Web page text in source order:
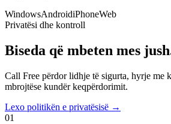
WindowsAndroidiPhoneWeb
Privatësi dhe kontroll
Biseda që mbeten mes
Call Free përdor lidhje të sigurta, hyrje me
mbrojtëse kundër keqpërdorimit.
Lexo politikën e privatësisë →
01